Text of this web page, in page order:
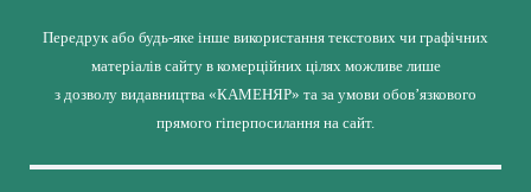
Передрук або будь-яке інше використання текстових чи графічних
матеріалів сайту в комерційних цілях можливе лише
з дозволу видавництва «КАМЕНЯР» та за умови обов’язкового
прямого гіперпосилання на сайт.